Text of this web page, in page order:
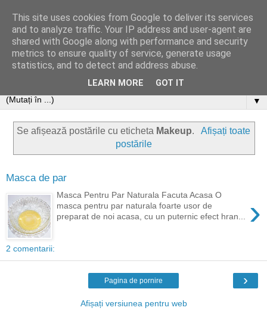
▼
Se afișează postările cu eticheta Makeup.
Afișați toate
postările
Masca de par
›
Masca Pentru Par Naturala Facuta Acasa O
masca pentru par naturala foarte usor de
preparat de noi acasa, cu un puternic efect hran...
2 comentarii:
›
Pagina de pornire
Afișați versiunea pentru web
This site uses cookies from Google to deliver its services
and to analyze traffic. Your IP address and user-agent are
shared with Google along with performance and security
metrics to ensure quality of service, generate usage
statistics, and to detect and address abuse.
LEARN MORE GOT IT